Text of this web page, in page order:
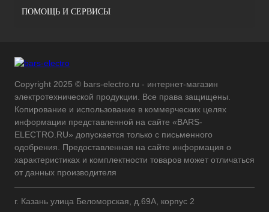
ПОМОЩЬ И СЕРВИСЫ
Copyright 2025 © bars-electro.ru - интернет-магазин
электротехнической продукции. Все права защищены.
Копирование и использование в коммерческих целях
информации представленной на сайте «BARS-
ELECTRO.RU» допускается только с письменного
одобрения. Предоставленная на сайте информация о
характеристиках и комплектности товаров может отличаться
от данных производителя
г. Казань улица Беломорская, д.69А, корпус 2